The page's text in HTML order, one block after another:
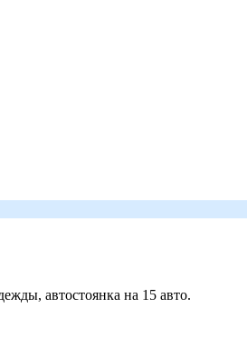
автостоянка на 15 авто.